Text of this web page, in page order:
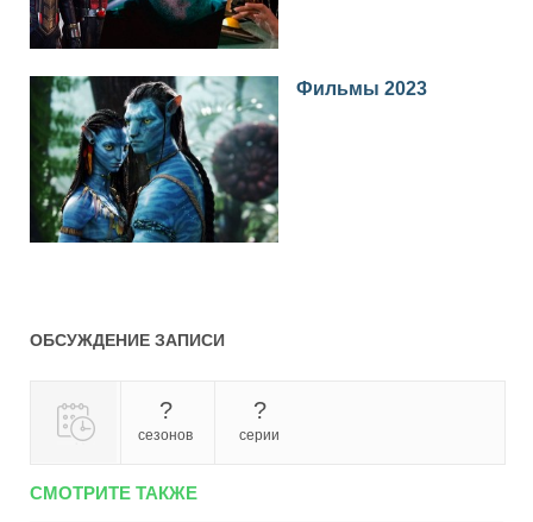
Фильмы 2023
ОБСУЖДЕНИЕ ЗАПИСИ
?
сезонов
?
серии
СМОТРИТЕ ТАКЖЕ